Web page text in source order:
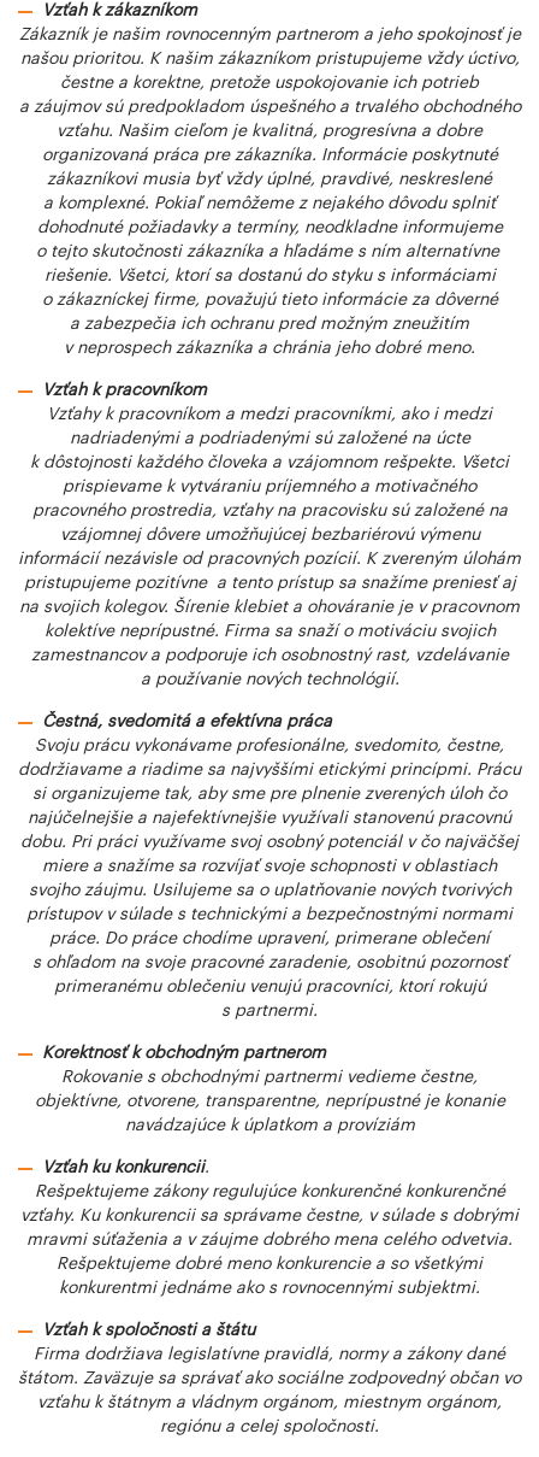
Vzťah k zákazníkom
Zákazník je našim rovnocenným partnerom a jeho spokojnosť je
našou prioritou. K našim zákazníkom pristupujeme vždy úctivo,
čestne a korektne, pretože uspokojovanie ich potrieb
a záujmov sú predpokladom úspešného a trvalého obchodného
vzťahu. Našim cieľom je kvalitná, progresívna a dobre
organizovaná práca pre zákazníka. Informácie poskytnuté
zákazníkovi musia byť vždy úplné, pravdivé, neskreslené
a komplexné. Pokiaľ nemôžeme z nejakého dôvodu splniť
dohodnuté požiadavky a termíny, neodkladne informujeme
o tejto skutočnosti zákazníka a hľadáme s ním alternatívne
riešenie. Všetci, ktorí sa dostanú do styku s informáciami
o zákazníckej firme, považujú tieto informácie za dôverné
a zabezpečia ich ochranu pred možným zneužitím
v neprospech zákazníka a chránia jeho dobré meno.
Vzťah k pracovníkom
Vzťahy k pracovníkom a medzi pracovníkmi, ako i medzi
nadriadenými a podriadenými sú založené na úcte
k dôstojnosti každého človeka a vzájomnom rešpekte. Všetci
prispievame k vytváraniu príjemného a motivačného
pracovného prostredia, vzťahy na pracovisku sú založené na
vzájomnej dôvere umožňujúcej bezbariérovú výmenu
informácií nezávisle od pracovných pozícií. K zvereným úlohám
pristupujeme pozitívne a tento prístup sa snažíme preniesť aj
na svojich kolegov. Šírenie klebiet a ohováranie je v pracovnom
kolektíve neprípustné. Firma sa snaží o motiváciu svojich
zamestnancov a podporuje ich osobnostný rast, vzdelávanie
a používanie nových technológií.
Čestná, svedomitá a efektívna práca
Svoju prácu vykonávame profesionálne, svedomito, čestne,
dodržiavame a riadime sa najvyššími etickými princípmi. Prácu
si organizujeme tak, aby sme pre plnenie zverených úloh čo
najúčelnejšie a najefektívnejšie využívali stanovenú pracovnú
dobu. Pri práci využívame svoj osobný potenciál v čo najväčšej
miere a snažíme sa rozvíjať svoje schopnosti v oblastiach
svojho záujmu. Usilujeme sa o uplatňovanie nových tvorivých
prístupov v súlade s technickými a bezpečnostnými normami
práce. Do práce chodíme upravení, primerane oblečení
s ohľadom na svoje pracovné zaradenie, osobitnú pozornosť
primeranému oblečeniu venujú pracovníci, ktorí rokujú
s partnermi.
Korektnosť k obchodným partnerom
Rokovanie s obchodnými partnermi vedieme čestne,
objektívne, otvorene, transparentne, neprípustné je konanie
navádzajúce k úplatkom a províziám
Vzťah ku konkurencii.
Rešpektujeme zákony regulujúce konkurenčné konkurenčné
vzťahy. Ku konkurencii sa správame čestne, v súlade s dobrými
mravmi súťaženia a v záujme dobrého mena celého odvetvia.
Rešpektujeme dobré meno konkurencie a so všetkými
konkurentmi jednáme ako s rovnocennými subjektmi.
Vzťah k spoločnosti a štátu
Firma dodržiava legislatívne pravidlá, normy a zákony dané
štátom. Zaväzuje sa správať ako sociálne zodpovedný občan vo
vzťahu k štátnym a vládnym orgánom, miestnym orgánom,
regiónu a celej spoločnosti.